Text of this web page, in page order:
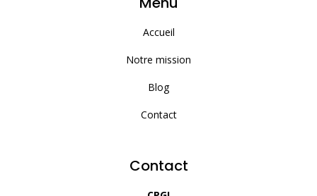
Accueil
Notre mission
Blog
Contact
Contact